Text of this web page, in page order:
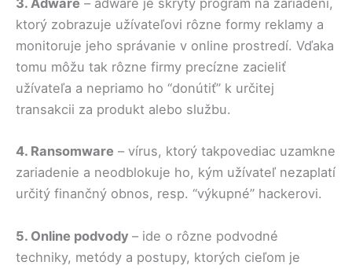
3. Adware – adware je skrytý program na zariadení,
ktorý zobrazuje užívateľovi rôzne formy reklamy a
monitoruje jeho správanie v online prostredí. Vďaka
tomu môžu tak rôzne firmy precízne zacieliť
užívateľa a nepriamo ho “donútiť” k určitej
transakcii za produkt alebo službu.
4. Ransomware – vírus, ktorý takpovediac uzamkne
zariadenie a neodblokuje ho, kým užívateľ nezaplatí
určitý finančný obnos, resp. “výkupné” hackerovi.
5. Online podvody – ide o rôzne podvodné
techniky, metódy a postupy, ktorých cieľom je